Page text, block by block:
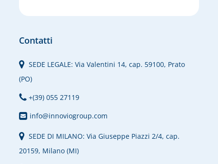
Contatti
SEDE LEGALE: Via Valentini 14, cap. 59100, Prato
(PO)
+(39) 055 27119
info@innoviogroup.com
SEDE DI MILANO: Via Giuseppe Piazzi 2/4, cap.
20159, Milano (MI)